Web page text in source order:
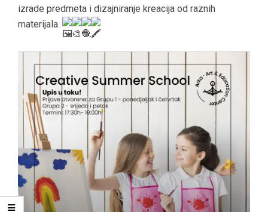
izrade predmeta i dizajniranje kreacija od raznih
materijala.